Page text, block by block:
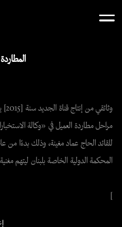
المطاردة
المحكمة الدولية الخاصة بلبنان ليتهم